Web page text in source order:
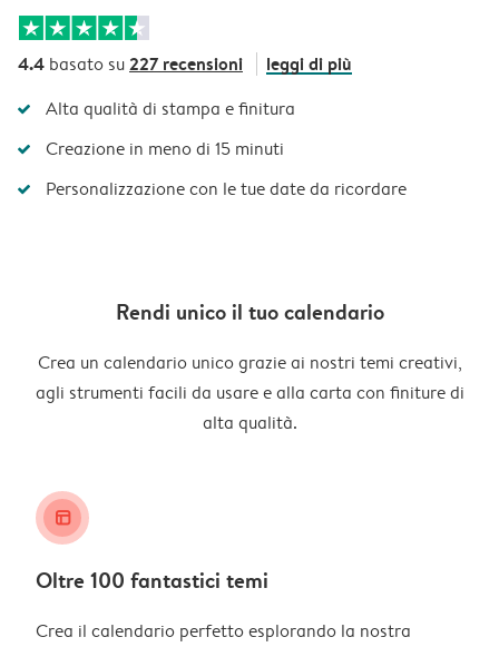
4.4 basato su227 recensioni leggi di più
Alta qualità di stampa e finitura
Creazione in meno di 15 minuti
Personalizzazione con le tue date da ricordare
Rendi unico il tuo calendario
Crea un calendario unico grazie ai nostri temi creativi,
agli strumenti facili da usare e alla carta con finiture di
alta qualità.
layout_alt
Oltre 100 fantastici temi
Crea il calendario perfetto esplorando la nostra